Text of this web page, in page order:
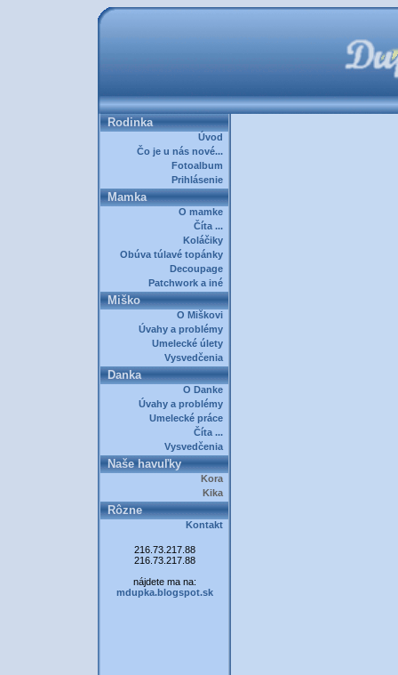
Rodinka
Úvod
Čo je u nás nové...
Fotoalbum
Prihlásenie
Mamka
O mamke
Číta ...
Koláčiky
Obúva túlavé topánky
Decoupage
Patchwork a iné
Miško
O Miškovi
Úvahy a problémy
Umelecké úlety
Vysvedčenia
Danka
O Danke
Úvahy a problémy
Umelecké práce
Číta ...
Vysvedčenia
Naše havuľky
Kora
Kika
Rôzne
Kontakt
216.73.217.88
216.73.217.88
nájdete ma na:
mdupka.blogspot.sk